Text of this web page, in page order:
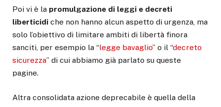
Poi vi è la promulgazione di leggi e decreti
liberticidi che non hanno alcun aspetto di urgenza, ma
solo l’obiettivo di limitare ambiti di libertà finora
sanciti, per esempio la “legge bavaglio” o il “decreto
sicurezza” di cui abbiamo già parlato su queste
pagine.
Altra consolidata azione deprecabile è quella della